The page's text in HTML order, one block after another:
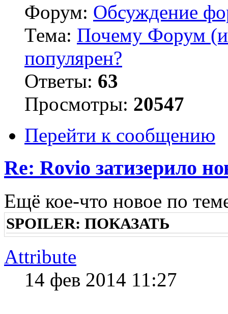
Форум: Обсуждение
Тема: Почему Форум
популярен?
Ответы: 63
Просмотры: 20547
Перейти к сообщению
Re: Rovio затизерило
Ещё кое-что новое по
SPOILER: ПОКАЗАТЬ
Attribute
14 фев 2014 11:27